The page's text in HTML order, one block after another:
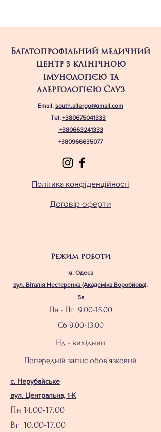
Багатопрофільний медичний
центр з клінічною
імунологією та
алергологією Сауз
Email: south.allergo@gmail.com
Tel: +380675041333
+380663241333
+380966635077
Політика конфіденційності
Договір оферти
Режим роботи
м. Одеса
вул. Віталія Нестеренка (Академіка Воробйова),
5а
Пн - Пт 9.00-15.00
Сб 9.00-13.00
Нд - вихідний
Попередній запис обов'язковий
с. Нерубайське
вул. Центральна, 1-К
Пн 14.00-17.00
Вт 10.00-17.00